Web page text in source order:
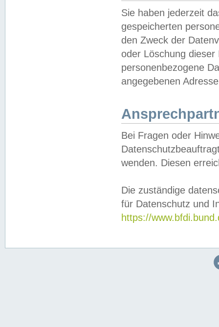
Sie haben jederzeit
gespeicherten
den Zweck der
oder Löschung
personenbezogene
angegebenen
Bei Fragen oder
wenden. Diesen
Die zuständige
für Datenschutz und
https://